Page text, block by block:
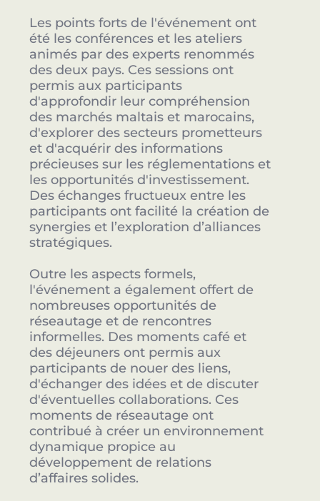
Les points forts de l'événement ont
été les conférences et les ateliers
animés par des experts renommés
des deux pays. Ces sessions ont
permis aux participants
d'approfondir leur compréhension
des marchés maltais et marocains,
d'explorer des secteurs prometteurs
et d'acquérir des informations
précieuses sur les réglementations et
les opportunités d'investissement.
Des échanges fructueux entre les
participants ont facilité la création de
synergies et l’exploration d’alliances
stratégiques.
Outre les aspects formels,
l'événement a également offert de
nombreuses opportunités de
réseautage et de rencontres
informelles. Des moments café et
des déjeuners ont permis aux
participants de nouer des liens,
d'échanger des idées et de discuter
d'éventuelles collaborations. Ces
moments de réseautage ont
contribué à créer un environnement
dynamique propice au
développement de relations
d’affaires solides.